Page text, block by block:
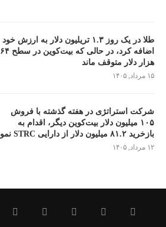
طلا در یک روز ۱.۳ تریلیون دلار به ارزش خود
اضافه کرد، در حالی که بیت‌کوین در سطح ۶۴
هزار دلار متوقف ماند
۱۵ مرداد, ۱۴۰۵
شرکت استراتژی در هفته گذشته با فروش
۱۰۵ میلیون دلار بیت‌کوین دیگر، اقدام به
بازخرید ۸۱.۲ میلیون دلار از دارایی STRC نمود
۱۲ مرداد, ۱۴۰۵